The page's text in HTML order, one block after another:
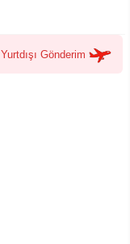
Yurtdışı Gönderim